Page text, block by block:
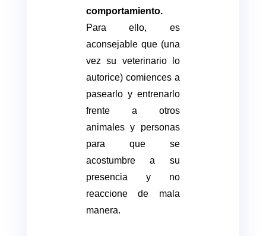
comportamiento.
Para ello, es
aconsejable que (una
vez su veterinario lo
autorice) comiences a
pasearlo y entrenarlo
frente a otros
animales y personas
para que se
acostumbre a su
presencia y no
reaccione de mala
manera.